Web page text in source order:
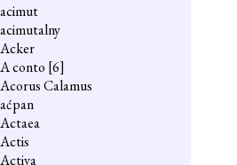
acimut
acimutalny
Acker
A conto [6]
Acorus Calamus
aćpan
Actaea
Actis
Activa